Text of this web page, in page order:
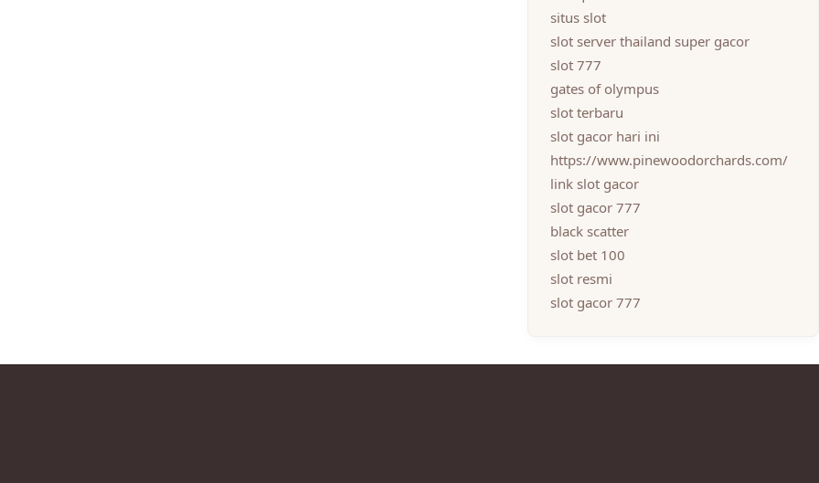
situs slot
slot server thailand super gacor
slot 777
gates of olympus
slot terbaru
slot gacor hari ini
https://www.pinewoodorchards.com/
link slot gacor
slot gacor 777
black scatter
slot bet 100
slot resmi
slot gacor 777